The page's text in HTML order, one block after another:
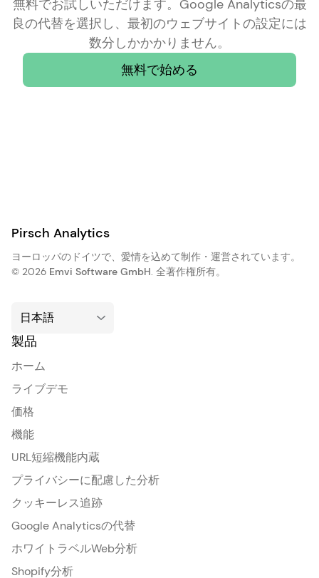
無料でお試しいただけます。Google Analyticsの最
良の代替を選択し、最初のウェブサイトの設定には
数分しかかかりません。
無料で始める
Pirsch Analytics
ヨーロッパのドイツで、愛情を込めて制作・運営されています。
© 2026 Emvi Software GmbH. 全著作権所有。
製品
ホーム
ライブデモ
価格
機能
URL短縮機能内蔵
プライバシーに配慮した分析
クッキーレス追跡
Google Analyticsの代替
ホワイトラベルWeb分析
Shopify分析